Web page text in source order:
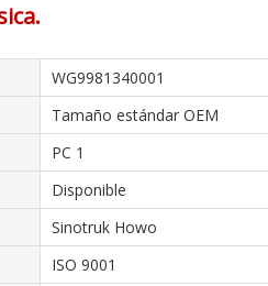
WG9981340001
Tamaño estándar OEM
PC 1
Disponible
Sinotruk Howo
ISO 9001